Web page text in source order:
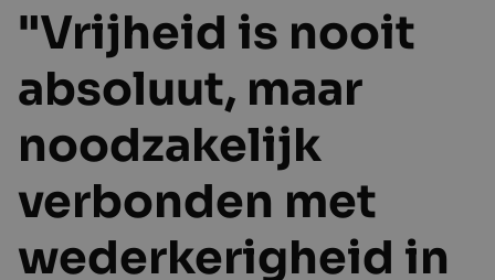
"Vrijheid is nooit
absoluut, maar
noodzakelijk
verbonden met
wederkerigheid in